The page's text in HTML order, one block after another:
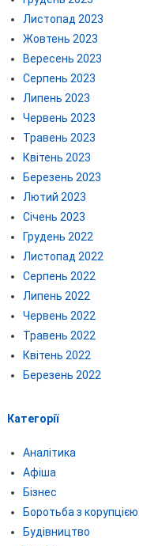
Листопад 2023
Жовтень 2023
Вересень 2023
Серпень 2023
Липень 2023
Червень 2023
Травень 2023
Квітень 2023
Березень 2023
Лютий 2023
Січень 2023
Грудень 2022
Листопад 2022
Серпень 2022
Липень 2022
Червень 2022
Травень 2022
Квітень 2022
Березень 2022
Категорії
Аналітика
Афіша
Бізнес
Боротьба з корупцією
Будівництво